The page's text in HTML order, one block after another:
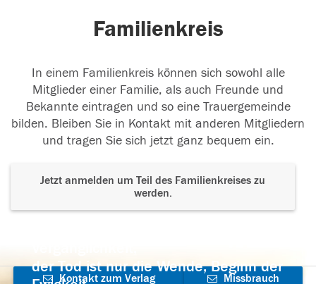
Familienkreis
In einem Familienkreis können sich sowohl alle
Mitglieder einer Familie, als auch Freunde und
Bekannte eintragen und so eine Trauergemeinde
bilden. Bleiben Sie in Kontakt mit anderen Mitgliedern
und tragen Sie sich jetzt ganz bequem ein.
Jetzt anmelden um Teil des Familienkreises zu
werden.
der Tod ist nur die Wende, Beginn der
Kontakt zum Verlag Missbrauch